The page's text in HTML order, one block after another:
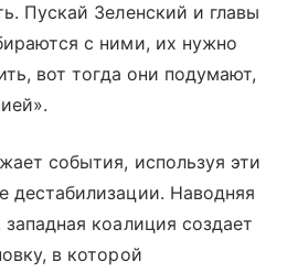
Пускай Зеленский и главы
с ними, их нужно
вот тогда они подумают,
события, используя эти
дестабилизации. Наводняя
коалиция создает
в которой